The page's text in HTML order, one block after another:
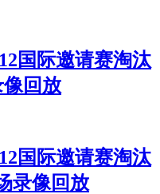
国际邀请赛淘汰
像回放
国际邀请赛淘汰
录像回放